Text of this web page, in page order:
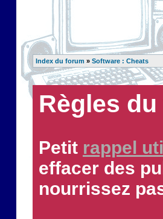
Index du forum » Software : Cheats
Règles
Petit rappel
effacer des
nourrissez